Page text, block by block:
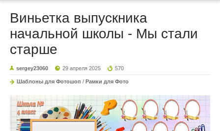
Виньетка выпускника
начальной школы - Мы стали
старше
sergey23060 29 апреля 2025 570
Шаблоны для Фотошоп / Рамки для Фото